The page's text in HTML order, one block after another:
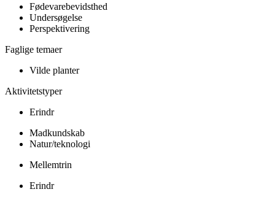
Fødevarebevidsthed
Undersøgelse
Perspektivering
Faglige temaer
Vilde planter
Aktivitetstyper
Erindr
Madkundskab
Natur/teknologi
Mellemtrin
Erindr